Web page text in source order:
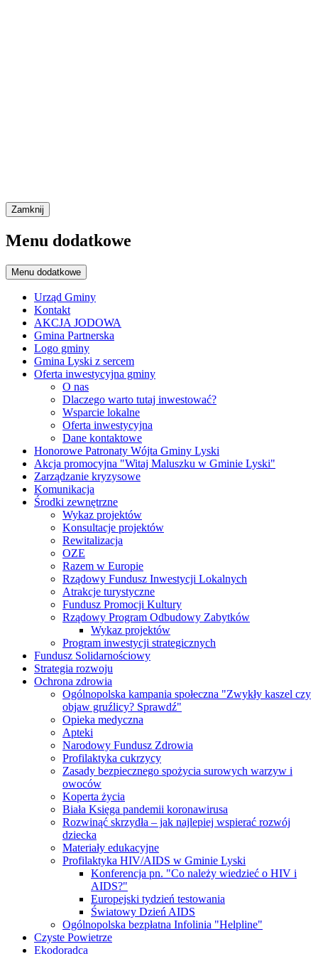
Zamknij
Menu dodatkowe
Menu dodatkowe
Urząd Gminy
Kontakt
AKCJA JODOWA
Gmina Partnerska
Logo gminy
Gmina Lyski z sercem
Oferta inwestycyjna gminy
O nas
Dlaczego warto tutaj inwestować?
Wsparcie lokalne
Oferta inwestycyjna
Dane kontaktowe
Honorowe Patronaty Wójta Gminy Lyski
Akcja promocyjna "Witaj Maluszku w Gminie Lyski"
Zarządzanie kryzysowe
Komunikacja
Środki zewnętrzne
Wykaz projektów
Konsultacje projektów
Rewitalizacja
OZE
Razem w Europie
Rządowy Fundusz Inwestycji Lokalnych
Atrakcje turystyczne
Fundusz Promocji Kultury
Rządowy Program Odbudowy Zabytków
Wykaz projektów
Program inwestycji strategicznych
Fundusz Solidarnościowy
Strategia rozwoju
Ochrona zdrowia
Ogólnopolska kampania społeczna "Zwykły kaszel czy
objaw gruźlicy? Sprawdź"
Opieka medyczna
Apteki
Narodowy Fundusz Zdrowia
Profilaktyka cukrzycy
Zasady bezpiecznego spożycia surowych warzyw i
owoców
Koperta życia
Biała Księga pandemii koronawirusa
Rozwinąć skrzydła – jak najlepiej wspierać rozwój
dziecka
Materiały edukacyjne
Profilaktyka HIV/AIDS w Gminie Lyski
Konferencja pn. "Co należy wiedzieć o HIV i
AIDS?"
Europejski tydzień testowania
Światowy Dzień AIDS
Ogólnopolska bezpłatna Infolinia "Helpline"
Czyste Powietrze
Ekodoradca